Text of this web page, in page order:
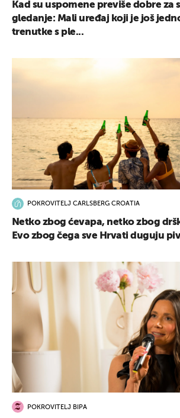
Kad su uspomene previše dobre za
gledanje: Mali uređaj koji je još
trenutke s ple...
POKROVITELJ CARLSBERG CROATIA
Netko zbog ćevapa, netko zbog
Evo zbog čega sve Hrvati duguju
POKROVITELJ BIPA